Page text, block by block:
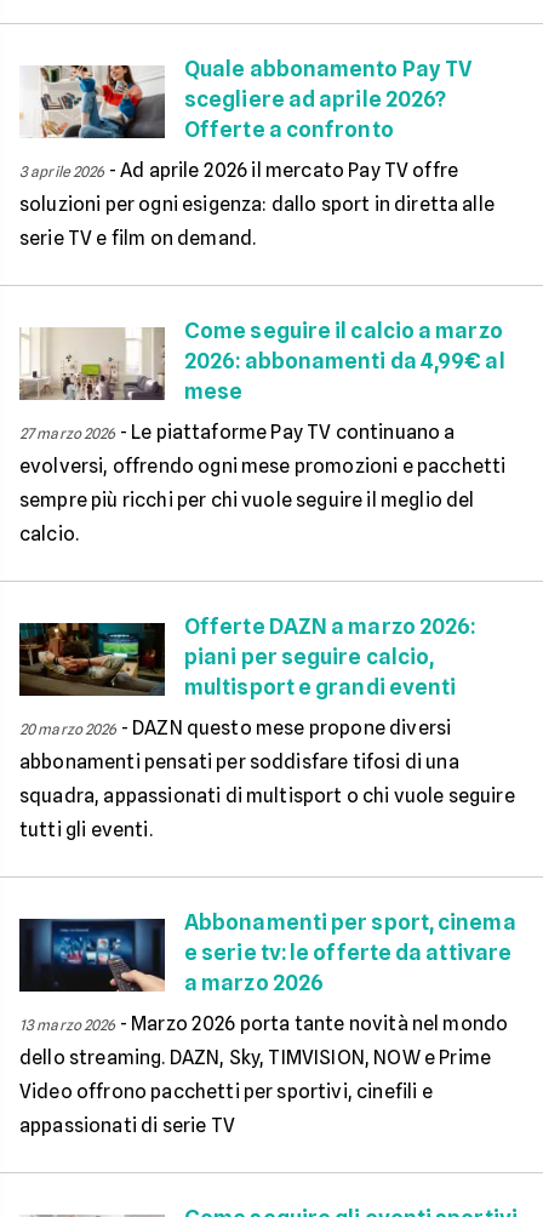
Quale abbonamento Pay TV
scegliere ad aprile 2026?
Offerte a confronto
3 aprile 2026 -Ad aprile 2026 il mercato Pay TV offre
soluzioni per ogni esigenza: dallo sport in diretta alle
serie TV e film on demand.
Come seguire il calcio a marzo
2026: abbonamenti da 4,99€ al
mese
27 marzo 2026 - Le piattaforme Pay TV continuano a
evolversi, offrendo ogni mese promozioni e pacchetti
sempre più ricchi per chi vuole seguire il meglio del
calcio.
Offerte DAZN a marzo 2026:
piani per seguire calcio,
multisport e grandi eventi
20 marzo 2026 - DAZN questo mese propone diversi
abbonamenti pensati per soddisfare tifosi di una
squadra, appassionati di multisport o chi vuole seguire
tutti gli eventi.
Abbonamenti per sport, cinema
e serie tv: le offerte da attivare
a marzo 2026
13 marzo 2026 - Marzo 2026 porta tante novità nel mondo
dello streaming. DAZN, Sky, TIMVISION, NOW e Prime
Video offrono pacchetti per sportivi, cinefili e
appassionati di serie TV